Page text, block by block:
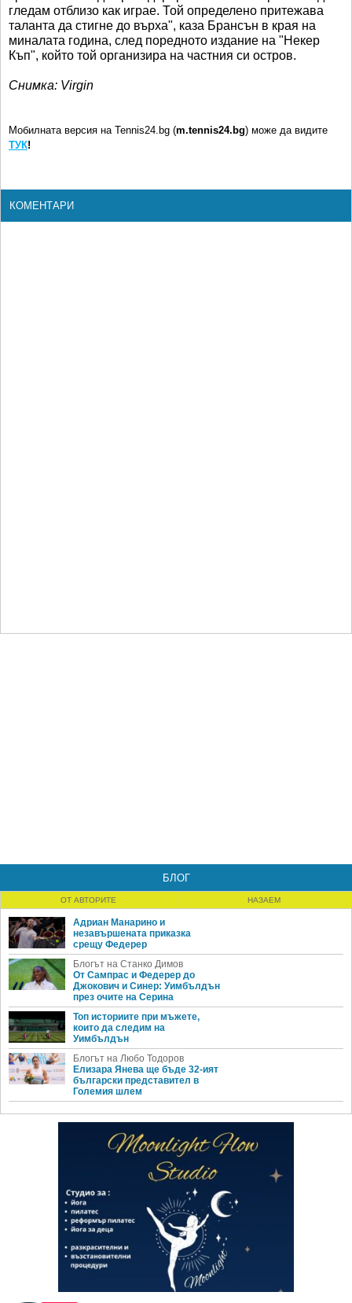
гледам отблизо как играе. Той определено притежава
таланта да стигне до върха", каза Брансън в края на
миналата година, след поредното издание на "Некер
Къп", който той организира на частния си остров.
Снимка: Virgin
Мобилната версия на Tennis24.bg (m.tennis24.bg) може да видите
ТУК!
КОМЕНТАРИ
БЛОГ
ОТ АВТОРИТЕ НАЗАЕМ
Адриан Манарино и
незавършената приказка
срещу Федерер
Блогът на Станко Димов
От Сампрас и Федерер до
Джокович и Синер: Уимбълдън
през очите на Серина
Топ историите при мъжете,
които да следим на
Уимбълдън
Блогът на Любо Тодоров
Елизара Янева ще бъде 32-ият
български представител в
Големия шлем